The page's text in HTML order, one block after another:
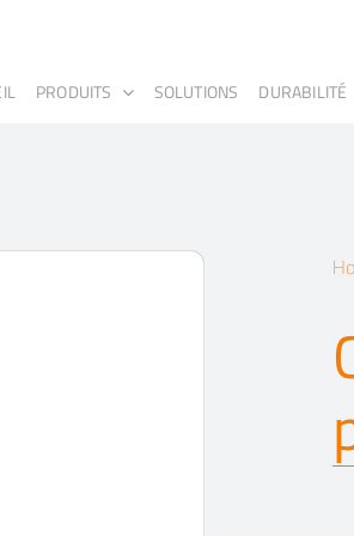
PRODUITS SOLUTIONS DURABILITÉ